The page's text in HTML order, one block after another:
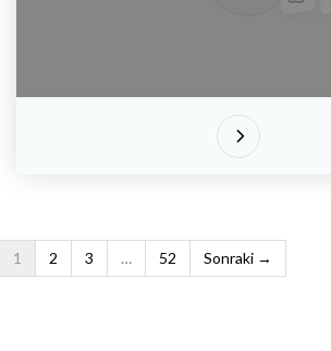
1 2 3 … 52 Sonraki →